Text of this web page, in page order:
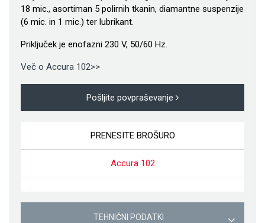
18 mic., asortiman 5 polirnih tkanin, diamantne suspenzije
(6 mic. in 1 mic.) ter lubrikant.
Priključek je enofazni 230 V, 50/60 Hz.
Več o Accura 102>>
Pošljite povpraševanje
PRENESITE BROŠURO
Accura 102
TEHNIČNI PODATKI